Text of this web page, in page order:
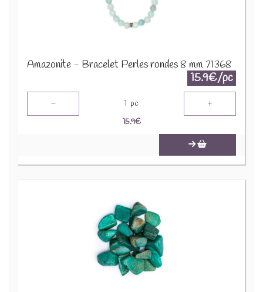
Amazonite - Bracelet Perles rondes 8 mm 71368
15.9€/pc
- 1 pc +
15.9€